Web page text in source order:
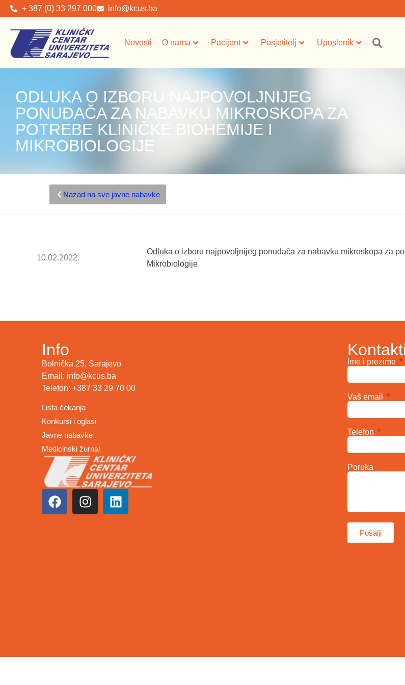
+ 387 (0) 33 297 000 info@kcus.ba
Novosti O nama Pacijent Posjetitelj Uposlenik
ODLUKA O IZBORU NAJPOVOLJNIJEG
PONUĐAČA ZA NABAVKU MIKROSKOPA ZA
POTREBE KLINIČKE BIOHEMIJE I
MIKROBIOLOGIJE
Nazad na sve javne nabavke
10.02.2022.
Odluka o izboru najpovoljnijeg ponuđača za nabavku mikroskopa za
Mikrobiologije
Info
Bolnička 25, Sarajevo
Email: info@kcus.ba
Telefon: +387 33 29 70 00
Lista čekanja
Konkursi i oglasi
Javne nabavke
Medicinski žurnal
Ime i prezime
Vaš email
Telefon
Poruka
Pošalji